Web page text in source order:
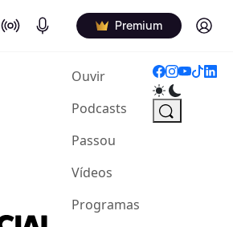
On Air Podcasts Premium Log in
Ouvir(current)
Podcasts
Passou
Vídeos
Programas